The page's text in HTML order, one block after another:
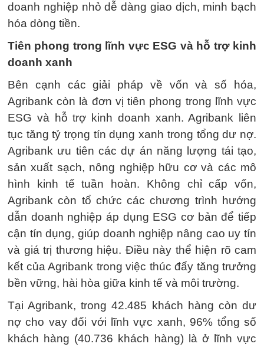
doanh nghiệp nhỏ dễ dàng giao dịch, minh bạch
hóa dòng tiền.
Tiên phong trong lĩnh vực ESG và hỗ trợ kinh
doanh xanh
Bên cạnh các giải pháp về vốn và số hóa,
Agribank còn là đơn vị tiên phong trong lĩnh vực
ESG và hỗ trợ kinh doanh xanh. Agribank liên
tục tăng tỷ trọng tín dụng xanh trong tổng dư nợ.
Agribank ưu tiên các dự án năng lượng tái tạo,
sản xuất sạch, nông nghiệp hữu cơ và các mô
hình kinh tế tuần hoàn. Không chỉ cấp vốn,
Agribank còn tổ chức các chương trình hướng
dẫn doanh nghiệp áp dụng ESG cơ bản để tiếp
cận tín dụng, giúp doanh nghiệp nâng cao uy tín
và giá trị thương hiệu. Điều này thể hiện rõ cam
kết của Agribank trong việc thúc đẩy tăng trưởng
bền vững, hài hòa giữa kinh tế và môi trường.
Tại Agribank, trong 42.485 khách hàng còn dư
nợ cho vay đối với lĩnh vực xanh, 96% tổng số
khách hàng (40.736 khách hàng) là ở lĩnh vực